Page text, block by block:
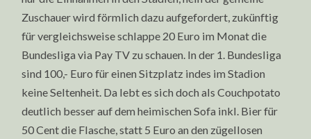
Zuschauer wird förmlich dazu aufgefordert, zukünftig
für vergleichsweise schlappe 20 Euro im Monat die
Bundesliga via Pay TV zu schauen. In der 1. Bundesliga
sind 100,- Euro für einen Sitzplatz indes im Stadion
keine Seltenheit. Da lebt es sich doch als Couchpotato
deutlich besser auf dem heimischen Sofa inkl. Bier für
50 Cent die Flasche, statt 5 Euro an den zügellosen